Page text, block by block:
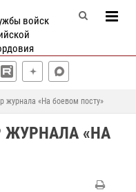
войск
журнала «На боевом посту»
«НА